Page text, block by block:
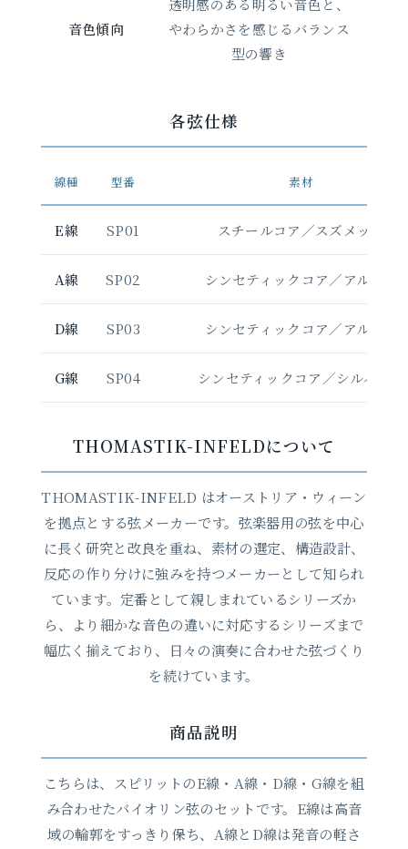
音色傾向
透明感のある明るい音色と、
やわらかさを感じるバランス
型の響き
各弦仕様
線種 型番 素材
E線 SP01 スチールコア／スズメッキ
A線 SP02 シンセティックコア／アルミ巻
D線 SP03 シンセティックコア／アルミ巻
G線 SP04 シンセティックコア／シルバー巻
THOMASTIK-INFELDについて
THOMASTIK-INFELD はオーストリア・ウィーン
を拠点とする弦メーカーです。弦楽器用の弦を中心
に長く研究と改良を重ね、素材の選定、構造設計、
反応の作り分けに強みを持つメーカーとして知られ
ています。定番として親しまれているシリーズか
ら、より細かな音色の違いに対応するシリーズまで
幅広く揃えており、日々の演奏に合わせた弦づくり
を続けています。
商品説明
こちらは、スピリットのE線・A線・D線・G線を組
み合わせたバイオリン弦のセットです。E線は高音
域の輪郭をすっきり保ち、A線とD線は発音の軽さ